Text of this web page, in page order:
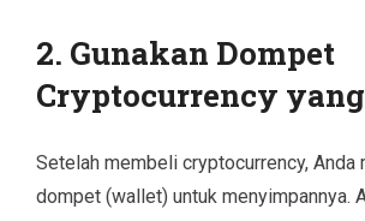
2. Gunakan Dompet
Cryptocurrency
Setelah membeli cryptocurrency, Anda
dompet (wallet) untuk menyimpannya.